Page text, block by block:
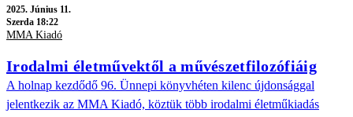
2025. Június 11.
Szerda 18:22
MMA Kiadó
Irodalmi életművektől a művészetfilozófiáig
A holnap kezdődő 96. Ünnepi könyvhéten kilenc újdonsággal
jelentkezik az MMA Kiadó, köztük több irodalmi életműkiadás